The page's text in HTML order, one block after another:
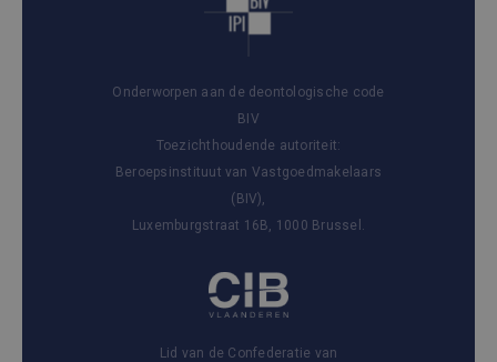
Onderworpen aan de deontologische code
BIV
Toezichthoudende autoriteit:
Beroepsinstituut van Vastgoedmakelaars
(BIV),
Luxemburgstraat 16B, 1000 Brussel.
Lid van de Confederatie van